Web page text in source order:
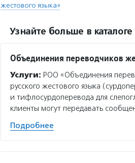
жестового языка»
Узнайте больше в
Объединения переводчиков
Услуги: РОО «Объединения
русского жестового языка
и тифлосурдоперевода для
клиенты могут передавать
Подробнее